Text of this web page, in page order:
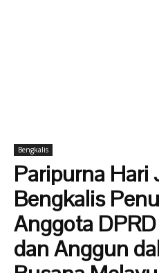
Bengkalis
Paripurna Hari
Bengkalis
Anggota
dan Anggun